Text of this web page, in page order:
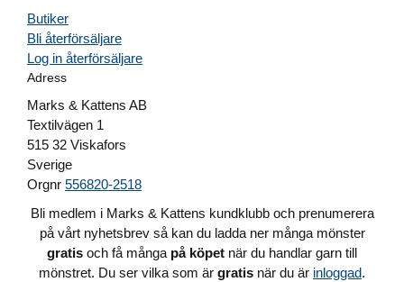
Butiker
Bli återförsäljare
Log in återförsäljare
Adress
Marks & Kattens AB
Textilvägen 1
515 32 Viskafors
Sverige
Orgnr 556820-2518
Bli medlem i Marks & Kattens kundklubb och prenumerera
på vårt nyhetsbrev så kan du ladda ner många mönster
gratis och få många på köpet när du handlar garn till
mönstret. Du ser vilka som är gratis när du är inloggad.